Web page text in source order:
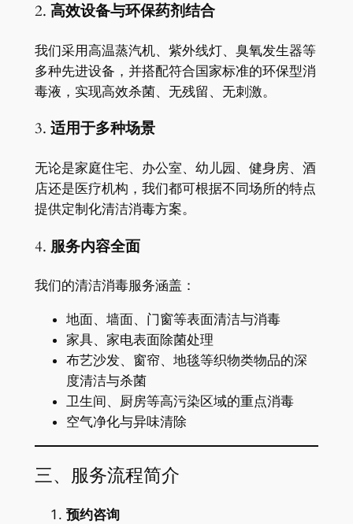
2. 高效设备与环保药剂结合
我们采用高温蒸汽机、紫外线灯、臭氧发生器等
多种先进设备，并搭配符合国家标准的环保型消
毒液，实现高效杀菌、无残留、无刺激。
3. 适用于多种场景
无论是家庭住宅、办公室、幼儿园、健身房、酒
店还是医疗机构，我们都可根据不同场所的特点
提供定制化清洁消毒方案。
4. 服务内容全面
我们的清洁消毒服务涵盖：
地面、墙面、门窗等表面清洁与消毒
家具、家电表面除菌处理
布艺沙发、窗帘、地毯等织物类物品的深
度清洁与杀菌
卫生间、厨房等高污染区域的重点消毒
空气净化与异味清除
三、服务流程简介
预约咨询